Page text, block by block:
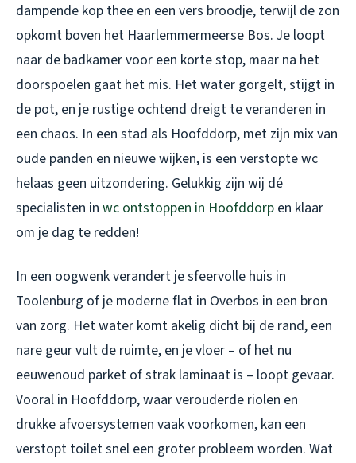
dampende kop thee en een vers broodje, terwijl de zon
opkomt boven het Haarlemmermeerse Bos. Je loopt
naar de badkamer voor een korte stop, maar na het
doorspoelen gaat het mis. Het water gorgelt, stijgt in
de pot, en je rustige ochtend dreigt te veranderen in
een chaos. In een stad als Hoofddorp, met zijn mix van
oude panden en nieuwe wijken, is een verstopte wc
helaas geen uitzondering. Gelukkig zijn wij dé
specialisten in wc ontstoppen in Hoofddorp en klaar
om je dag te redden!
In een oogwenk verandert je sfeervolle huis in
Toolenburg of je moderne flat in Overbos in een bron
van zorg. Het water komt akelig dicht bij de rand, een
nare geur vult de ruimte, en je vloer – of het nu
eeuwenoud parket of strak laminaat is – loopt gevaar.
Vooral in Hoofddorp, waar verouderde riolen en
drukke afvoersystemen vaak voorkomen, kan een
verstopt toilet snel een groter probleem worden. Wat